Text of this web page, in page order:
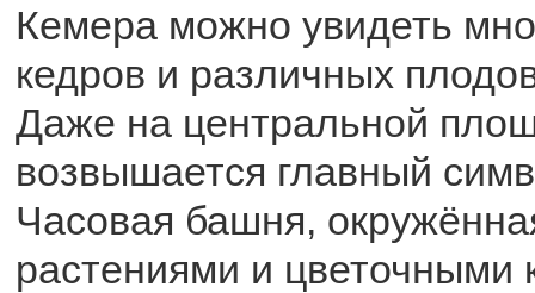
Кемера можно увидеть
кедров и различных
Даже на центральной
возвышается главный
Часовая башня,
растениями и цветочными